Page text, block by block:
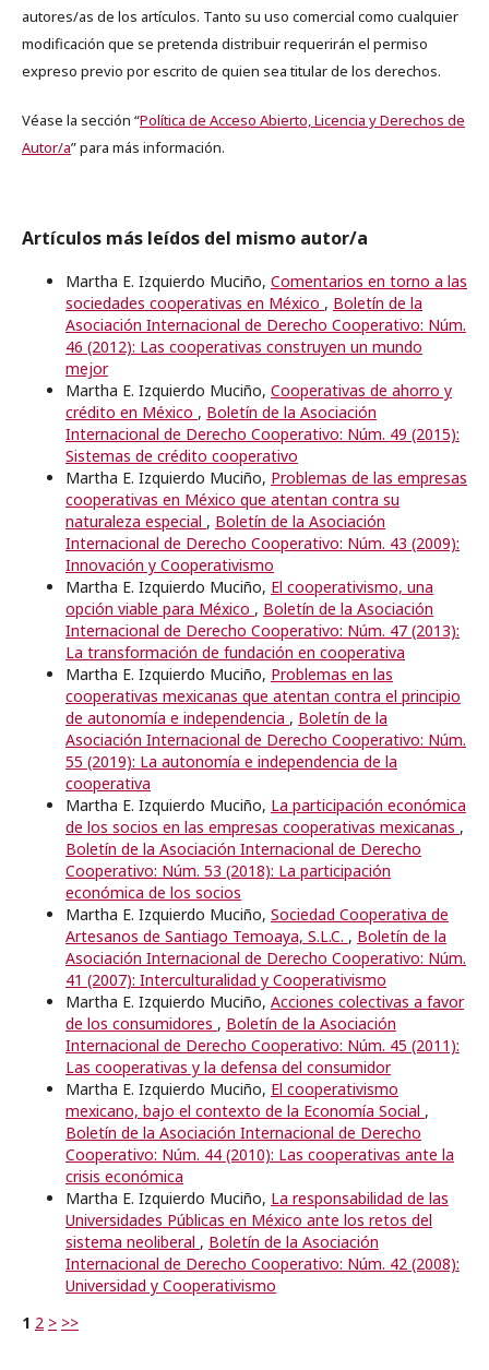
autores/as de los artículos. Tanto su uso comercial como cualquier
modificación que se pretenda distribuir requerirán el permiso
expreso previo por escrito de quien sea titular de los derechos.
Véase la sección “Política de Acceso Abierto, Licencia y Derechos de
Autor/a” para más información.
Artículos más leídos del mismo autor/a
Martha E. Izquierdo Muciño, Comentarios en torno a las
sociedades cooperativas en México , Boletín de la
Asociación Internacional de Derecho Cooperativo: Núm.
46 (2012): Las cooperativas construyen un mundo
mejor
Martha E. Izquierdo Muciño, Cooperativas de ahorro y
crédito en México , Boletín de la Asociación
Internacional de Derecho Cooperativo: Núm. 49 (2015):
Sistemas de crédito cooperativo
Martha E. Izquierdo Muciño, Problemas de las empresas
cooperativas en México que atentan contra su
naturaleza especial , Boletín de la Asociación
Internacional de Derecho Cooperativo: Núm. 43 (2009):
Innovación y Cooperativismo
Martha E. Izquierdo Muciño, El cooperativismo, una
opción viable para México , Boletín de la Asociación
Internacional de Derecho Cooperativo: Núm. 47 (2013):
La transformación de fundación en cooperativa
Martha E. Izquierdo Muciño, Problemas en las
cooperativas mexicanas que atentan contra el principio
de autonomía e independencia , Boletín de la
Asociación Internacional de Derecho Cooperativo: Núm.
55 (2019): La autonomía e independencia de la
cooperativa
Martha E. Izquierdo Muciño, La participación económica
de los socios en las empresas cooperativas mexicanas ,
Boletín de la Asociación Internacional de Derecho
Cooperativo: Núm. 53 (2018): La participación
económica de los socios
Martha E. Izquierdo Muciño, Sociedad Cooperativa de
Artesanos de Santiago Temoaya, S.L.C. , Boletín de la
Asociación Internacional de Derecho Cooperativo: Núm.
41 (2007): Interculturalidad y Cooperativismo
Martha E. Izquierdo Muciño, Acciones colectivas a favor
de los consumidores , Boletín de la Asociación
Internacional de Derecho Cooperativo: Núm. 45 (2011):
Las cooperativas y la defensa del consumidor
Martha E. Izquierdo Muciño, El cooperativismo
mexicano, bajo el contexto de la Economía Social ,
Boletín de la Asociación Internacional de Derecho
Cooperativo: Núm. 44 (2010): Las cooperativas ante la
crisis económica
Martha E. Izquierdo Muciño, La responsabilidad de las
Universidades Públicas en México ante los retos del
sistema neoliberal , Boletín de la Asociación
Internacional de Derecho Cooperativo: Núm. 42 (2008):
Universidad y Cooperativismo
1 2 > >>